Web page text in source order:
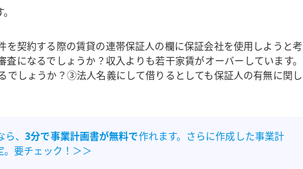
契約する際の賃貸の連帯保証人の欄に保証会社を使用しようと考
になるでしょうか？収入よりも若干家賃がオーバーしています。
しょうか？③法人名義にして借りるとしても保証人の有無に関し
ら、3分で事業計画書が無料で作れます。さらに作成した事業計
要チェック！＞＞